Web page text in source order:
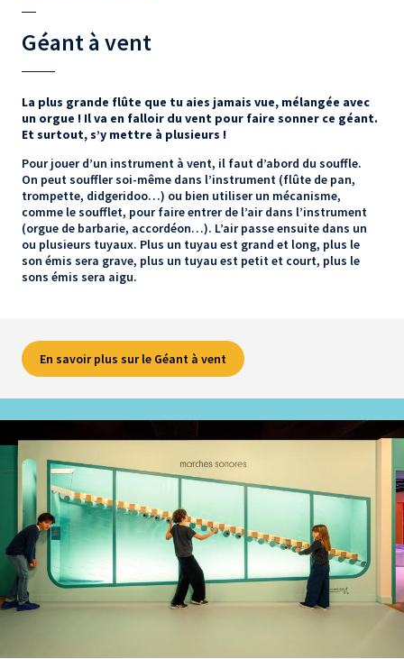
Géant à vent
La plus grande flûte que tu aies jamais vue, mélangée avec
un orgue ! Il va en falloir du vent pour faire sonner ce géant.
Et surtout, s’y mettre à plusieurs !
Pour jouer d’un instrument à vent, il faut d’abord du souffle.
On peut souffler soi-même dans l’instrument (flûte de pan,
trompette, didgeridoo…) ou bien utiliser un mécanisme,
comme le soufflet, pour faire entrer de l’air dans l’instrument
(orgue de barbarie, accordéon…). L’air passe ensuite dans un
ou plusieurs tuyaux. Plus un tuyau est grand et long, plus le
son émis sera grave, plus un tuyau est petit et court, plus le
sons émis sera aigu.
En savoir plus sur le Géant à vent